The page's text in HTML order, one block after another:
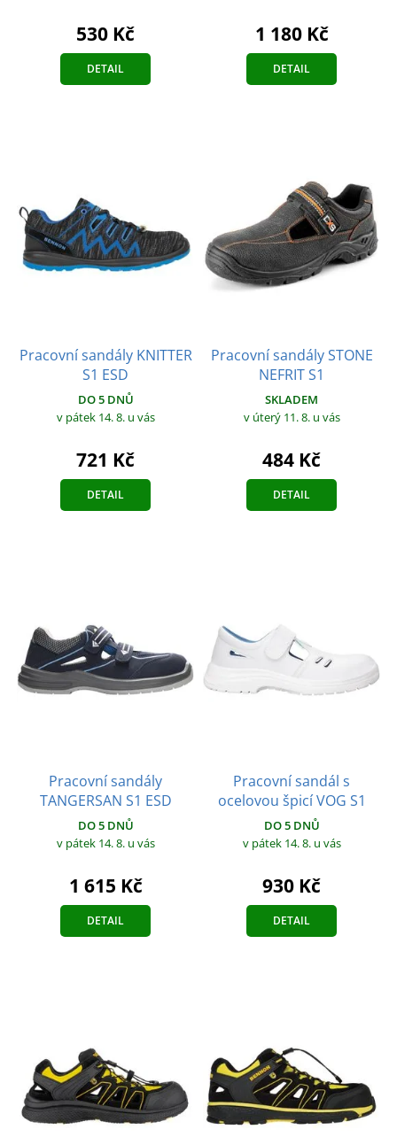
530 Kč
DETAIL
1 180 Kč
DETAIL
Pracovní sandály KNITTER
S1 ESD
DO 5 DNŮ
v pátek 14. 8. u vás
721 Kč
DETAIL
Pracovní sandály STONE
NEFRIT S1
SKLADEM
v úterý 11. 8. u vás
484 Kč
DETAIL
Pracovní sandály
TANGERSAN S1 ESD
DO 5 DNŮ
v pátek 14. 8. u vás
1 615 Kč
DETAIL
Pracovní sandál s
ocelovou špicí VOG S1
DO 5 DNŮ
v pátek 14. 8. u vás
930 Kč
DETAIL